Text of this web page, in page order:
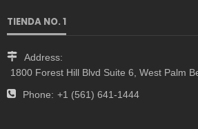
TIENDA NO. 1
Address:
1800 Forest Hill Blvd Suite 6, West Palm
Phone: +1 (561) 641-1444